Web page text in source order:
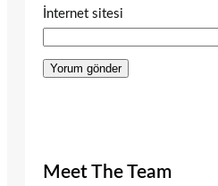
İnternet sitesi
Meet The Team